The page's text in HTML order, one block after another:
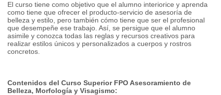
El curso tiene como objetivo que el alumno interiorice y aprenda
como tiene que ofrecer el producto-servicio de asesoría de
belleza y estilo, pero también cómo tiene que ser el profesional
que desempeñe ese trabajo. Así, se persigue que el alumno
asimile y conozca todas las reglas y recursos creativos para
realizar estilos únicos y personalizados a cuerpos y rostros
concretos.
Contenidos del Curso Superior FPO Asesoramiento de
Belleza, Morfología y Visagismo: